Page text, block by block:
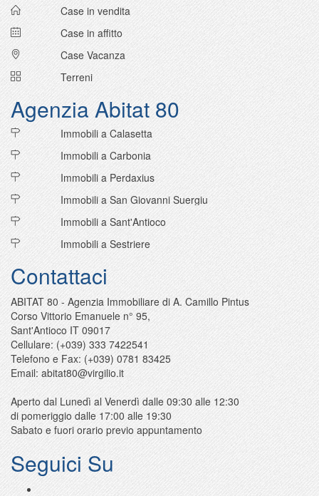
Case in vendita
Case in affitto
Case Vacanza
Terreni
Agenzia Abitat 80
Immobili a Calasetta
Immobili a Carbonia
Immobili a Perdaxius
Immobili a San Giovanni Suergiu
Immobili a Sant'Antioco
Immobili a Sestriere
Contattaci
ABITAT 80 - Agenzia Immobiliare di A. Camillo Pintus
Corso Vittorio Emanuele n° 95,
Sant'Antioco IT 09017
Cellulare:(+039) 333 7422541
Telefono e Fax:(+039) 0781 83425
Email:abitat80@virgilio.it
Aperto dal Lunedì al Venerdì dalle 09:30 alle 12:30
di pomeriggio dalle 17:00 alle 19:30
Sabato e fuori orario previo appuntamento
Seguici Su